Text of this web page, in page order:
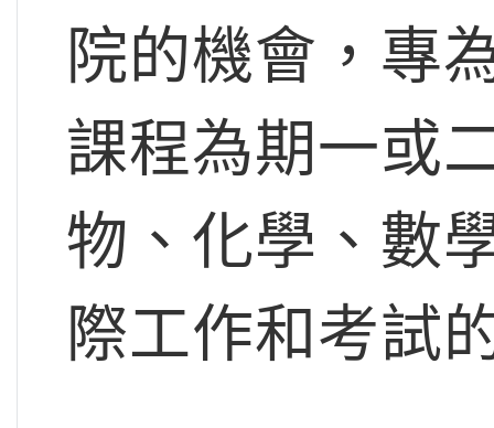
院的機會，專
課程為期一或
物、化學、數
際工作和考試